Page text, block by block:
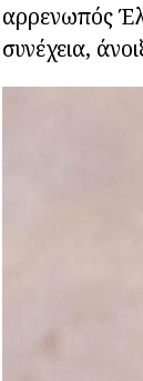
αρρενωπός
συνέχεια,